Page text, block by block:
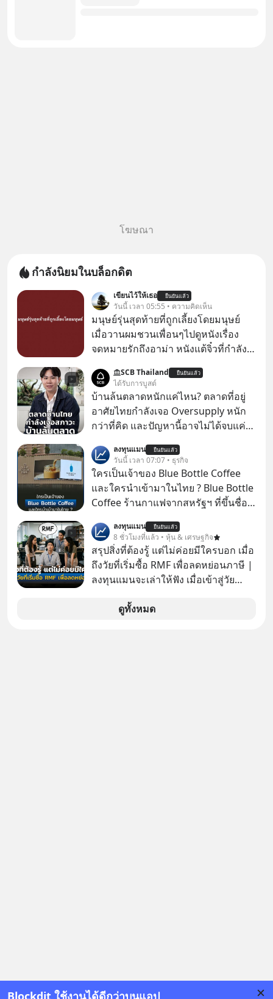
Blockdit ใช้งานได้ดีกว่าบนแอป
โฆษณา
กำลังนิยมในบล็อกดิต
เขียนไว้ให้เธอ ยืนยันแล้ว
วันนี้ เวลา 05:55 • ความคิดเห็น
มนุษย์รุ่นสุดท้ายที่ถูกเลี้ยงโดยมนุษย์
เมื่อวานผมชวนเพื่อนๆไปดูหนังเรื่อง
จดหมายรักถึงอาม่า หนังแต้จิ๋วที่กำลัง
ป๊าผมเห็นโปสเตอร์หนังเรื่องนี้หลาย
เดือนก่อนและอยากดูมาก ด้วยเพราะว่า
อากงก็มาจากเมืองจีน ป๊าก็พูดแต้จิ๋วได้
มีเรื่องราวมีความผูกพันที่ได้ยินตั้งแต่
SCB Thailand ยืนยันแล้ว
ได้รับการบูสต์
บ้านล้นตลาดหนักแค่ไหน? ตลาดที่อยู่
อาศัยไทยกำลังเจอ Oversupply หนัก
กว่าที่คิด และปัญหานี้อาจไม่ได้จบแค่
ล้นตลาด #เศรษฐกิจไทย #EICAround
#SCBThailand สามารถดูคลิปที่
youtube ประกอบได้ที่ link :
https://youtube.com/shorts/-
ลงทุนแมน ยืนยันแล้ว
วันนี้ เวลา 07:07 • ธุรกิจ
ใครเป็นเจ้าของ Blue Bottle Coffee
และใครนำเข้ามาในไทย ? Blue Bottle
Coffee ร้านกาแฟจากสหรัฐฯ ที่ขึ้นชื่อ
แรกในประเทศไทย ที่ Central Park
ลงทุนแมน ยืนยันแล้ว
8 ชั่วโมงที่แล้ว • หุ้น & เศรษฐกิจ
สรุปสิ่งที่ต้องรู้ แต่ไม่ค่อยมีใครบอก เมื่อ
ถึงวัยที่เริ่มซื้อ RMF เพื่อลดหย่อนภาษี |
ลงทุนแมนจะเล่าให้ฟัง เมื่อเข้าสู่วัย
ดูทั้งหมด